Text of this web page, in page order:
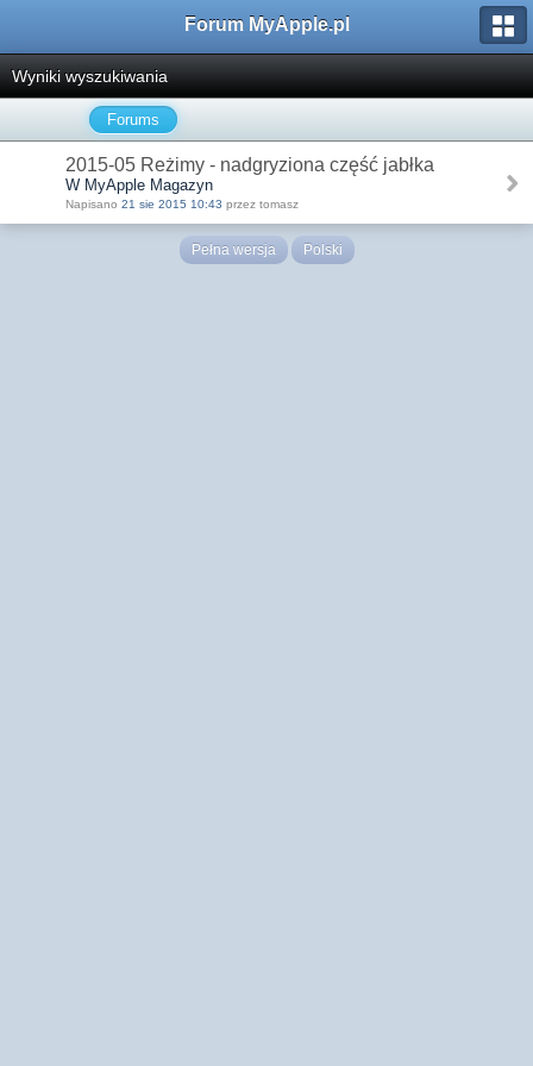
Forum MyApple.pl
Wyniki wyszukiwania
Forums
2015-05 Reżimy - nadgryziona część jabłka
W MyApple Magazyn
Napisano 21 sie 2015 10:43 przez tomasz
Pełna wersja Polski